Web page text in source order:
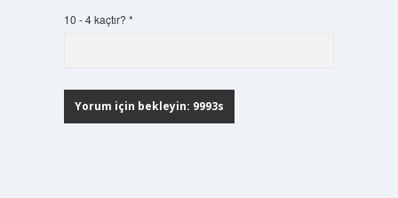
10 - 4 kaçtır? *